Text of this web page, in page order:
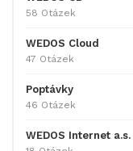
58 Otázek
WEDOS Cloud
47 Otázek
Poptávky
46 Otázek
WEDOS Internet a.s.